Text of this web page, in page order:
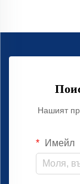
Нашият
Имейл